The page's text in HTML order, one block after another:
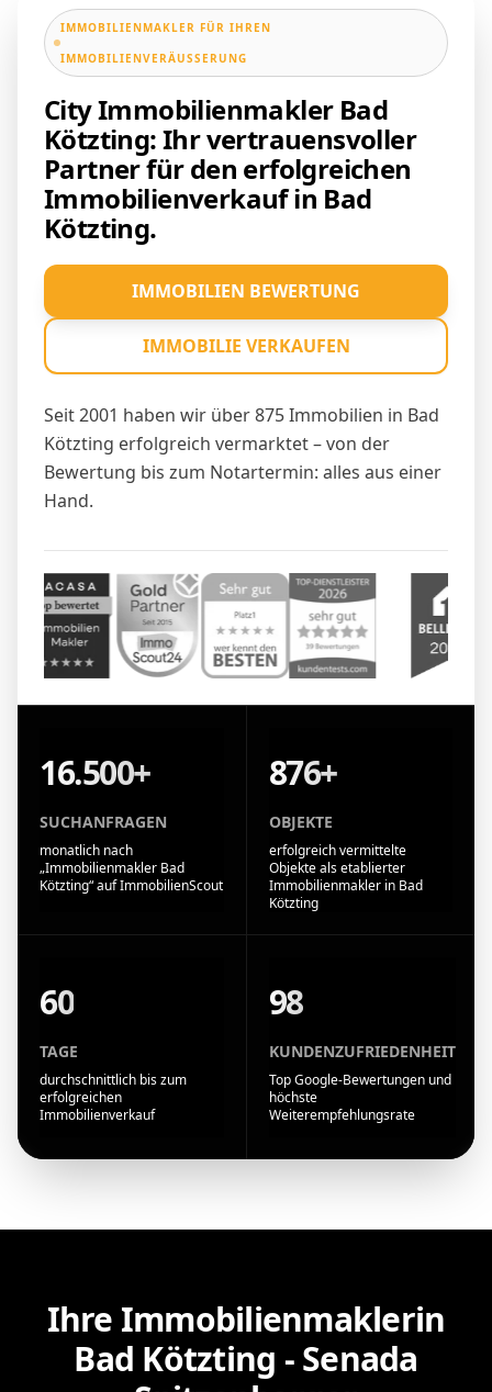
IMMOBILIENMAKLER FÜR IHREN
IMMOBILIENVERÄUSSERUNG
City Immobilienmakler Bad
Kötzting: Ihr vertrauensvoller
Partner für den erfolgreichen
Immobilienverkauf in Bad
Kötzting.
Seit 2001 haben wir über 875 Immobilien in Bad
Kötzting erfolgreich vermarktet – von der
Bewertung bis zum Notartermin: alles aus einer
Hand.
IMMOBILIEN BEWERTUNG
IMMOBILIE VERKAUFEN
16.500+
SUCHANFRAGEN
monatlich nach
„Immobilienmakler Bad
Kötzting“ auf ImmobilienScout
876+
OBJEKTE
erfolgreich vermittelte
Objekte als etablierter
Immobilienmakler in Bad
Kötzting
60
TAGE
durchschnittlich bis zum
erfolgreichen
Immobilienverkauf
98
KUNDENZUFRIEDENHEIT
Top Google-Bewertungen und
höchste
Weiterempfehlungsrate
Ihre Immobilienmaklerin
Bad Kötzting - Senada